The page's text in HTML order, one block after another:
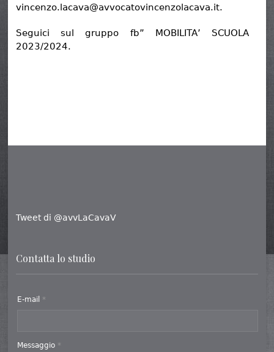
vincenzo.lacava@avvocatovincenzolacava.it.
Seguici sul gruppo fb” MOBILITA’ SCUOLA
2023/2024.
Tweet di @avvLaCavaV
Contatta lo studio
E-mail *
Messaggio *